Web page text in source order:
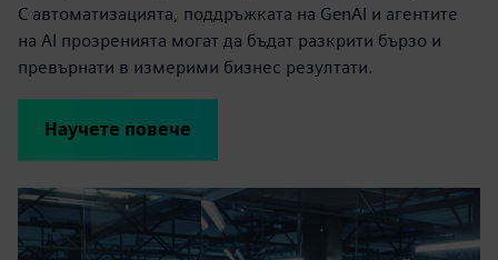
С автоматизацията, поддръжката на GenAI и агентите
на AI прозренията могат да бъдат разкрити бързо и
превърнати в измерими бизнес резултати.
Научете повече